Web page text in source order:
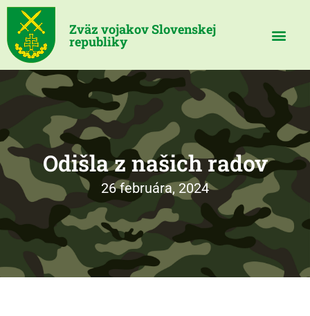
Zväz vojakov Slovenskej
republiky
Odišla z našich radov
26 februára, 2024